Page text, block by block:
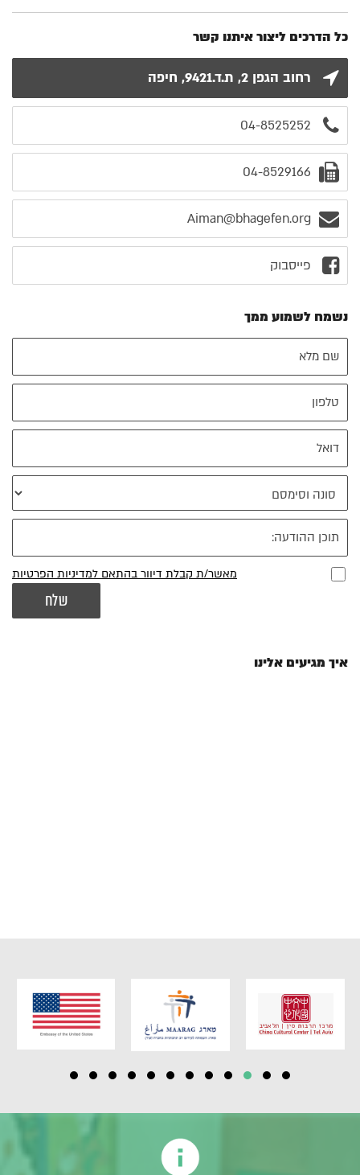
כל הדרכים ליצור איתנו קשר
רחוב הגפן 2, ת.ד.9421, חיפה
04-8525252
04-8529166
Aiman@bhagefen.org
פייסבוק
נשמח לשמוע ממך
מאשר/ת קבלת דיוור בהתאם למדיניות הפרטיות
איך מגיעים אלינו